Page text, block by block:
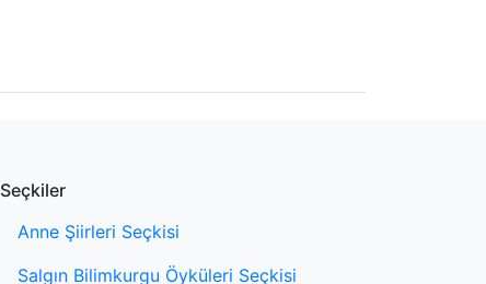
Seçkiler
Anne Şiirleri Seçkisi
Salgın Bilimkurgu Öyküleri Seçkisi